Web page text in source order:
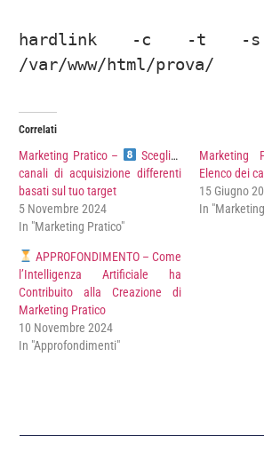
hardlink -c -t -s
/var/www/html/prova/
Correlati
Marketing Pratico –
Scegli 3
canali di acquisizione differenti
basati sul tuo target
5 Novembre 2024
In "Marketing Pratico"
Marketing
Elenco dei
15 Giugno
In
APPROFONDIMENTO – Come
l’Intelligenza Artificiale ha
Contribuito alla Creazione di
Marketing Pratico
10 Novembre 2024
In "Approfondimenti"